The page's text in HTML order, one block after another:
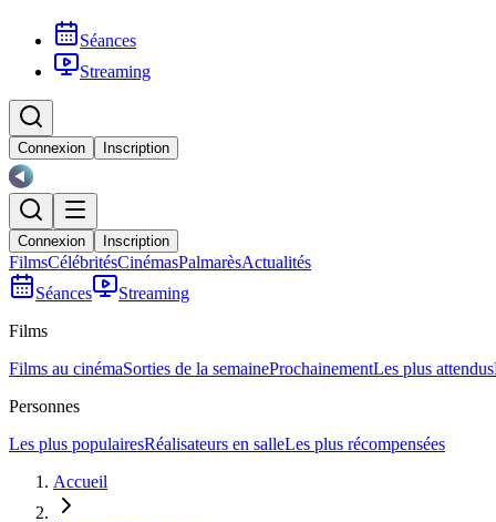
Séances
Streaming
Connexion Inscription
Connexion Inscription
FilmsCélébritésCinémasPalmarèsActualités
Séances
Streaming
Films
Films au cinémaSorties de la semaineProchainementLes plus attendus
Personnes
Les plus populairesRéalisateurs en salleLes plus récompensées
Accueil